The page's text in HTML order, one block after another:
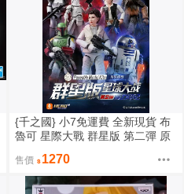
{千之國} 小7免運費 全新現貨 布
魯可 星際大戰 群星版 第二彈 原
售價 1270